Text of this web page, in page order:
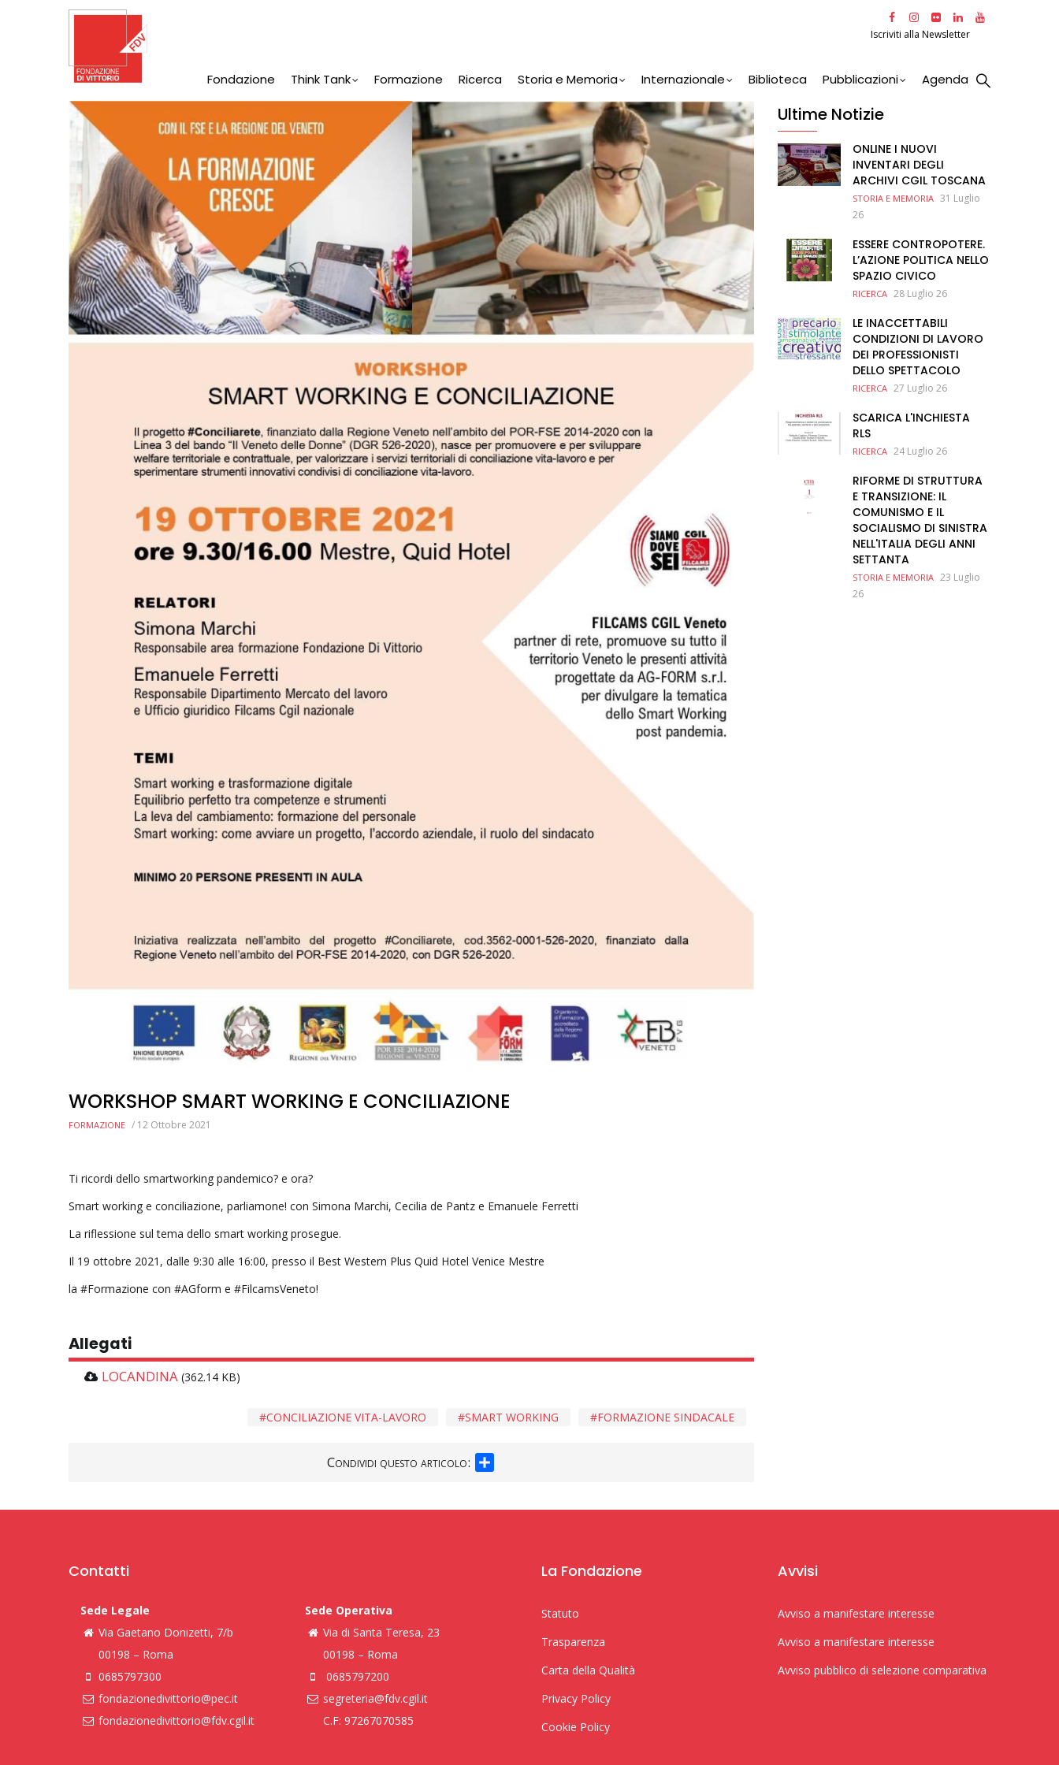
Iscriviti alla Newsletter
Main
Fondazione Think Tank Formazione Ricerca Storia e Memoria Internazionale Biblioteca Pubblicazioni Agenda
WORKSHOP SMART WORKING E CONCILIAZIONE
FORMAZIONE / 12 Ottobre 2021
Ti ricordi dello smartworking pandemico? e ora?
Smart working e conciliazione, parliamone! con Simona Marchi, Cecilia de Pantz e Emanuele Ferretti
La riflessione sul tema dello smart working prosegue.
Il 19 ottobre 2021, dalle 9:30 alle 16:00, presso il Best Western Plus Quid Hotel Venice Mestre
la #Formazione con #AGform e #FilcamsVeneto!
Allegati
LOCANDINA (362.14 KB)
FORMAZIONE SINDACALE
SMART WORKING
CONCILIAZIONE VITA-LAVORO
Condividi questo articolo:
Ultime Notizie
ONLINE I NUOVI
INVENTARI DEGLI
ARCHIVI CGIL TOSCANA
STORIA E MEMORIA 31 Luglio
26
ESSERE CONTROPOTERE.
L’AZIONE POLITICA NELLO
SPAZIO CIVICO
RICERCA 28 Luglio 26
LE INACCETTABILI
CONDIZIONI DI LAVORO
DEI PROFESSIONISTI
DELLO SPETTACOLO
RICERCA 27 Luglio 26
SCARICA L'INCHIESTA
RLS
RICERCA 24 Luglio 26
RIFORME DI STRUTTURA
E TRANSIZIONE: IL
COMUNISMO E IL
SOCIALISMO DI SINISTRA
NELL'ITALIA DEGLI ANNI
SETTANTA
STORIA E MEMORIA 23 Luglio
26
Contatti
Sede Legale
Via Gaetano Donizetti, 7/b
00198 – Roma
0685797300
fondazionedivittorio@pec.it
fondazionedivittorio@fdv.cgil.it
Sede Operativa
Via di Santa Teresa, 23
00198 – Roma
0685797200
segreteria@fdv.cgil.it
C.F: 97267070585
La Fondazione
Statuto
Trasparenza
Carta della Qualità
Privacy Policy
Cookie Policy
Avvisi
Avviso a manifestare interesse
Avviso a manifestare interesse
Avviso pubblico di selezione comparativa